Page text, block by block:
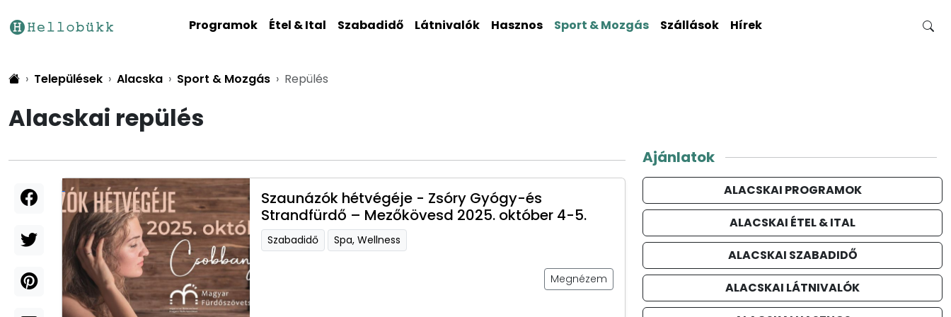
Programok Étel & Ital Szabadidő Látnivalók Hasznos Sport & Mozgás Szállások Hírek
Települések Alacska Sport & Mozgás Repülés
Alacskai repülés
Szaunázók hétvégéje - Zsóry Gyógy-és
Strandfürdő – Mezőkövesd 2025. október 4-5.
Szabadidő Spa, Wellness
Megnézem
Ajánlatok
ALACSKAI PROGRAMOK
ALACSKAI ÉTEL & ITAL
ALACSKAI SZABADIDŐ
ALACSKAI LÁTNIVALÓK